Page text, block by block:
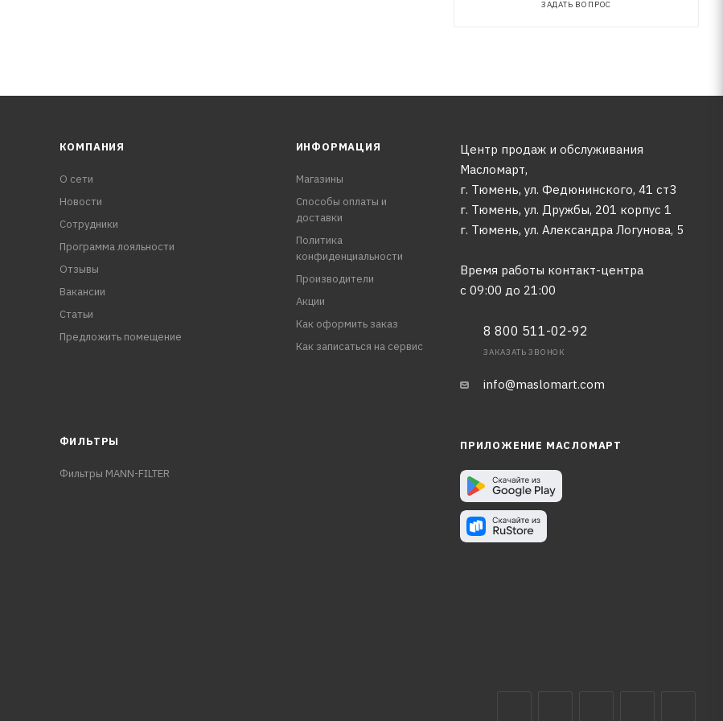
ЗАДАТЬ ВОПРОС
КОМПАНИЯ
О сети
Новости
Сотрудники
Программа лояльности
Отзывы
Вакансии
Статьи
Предложить помещение
ИНФОРМАЦИЯ
Магазины
Способы оплаты и
доставки
Политика
конфиденциальности
Производители
Акции
Как оформить заказ
Как записаться на сервис
Центр продаж и обслуживания
Масломарт,
г. Тюмень, ул. Федюнинского, 41 ст3
г. Тюмень, ул. Дружбы, 201 корпус 1
г. Тюмень, ул. Александра Логунова, 5
Время работы контакт-центра
с 09:00 до 21:00
8 800 511-02-92
ЗАКАЗАТЬ ЗВОНОК
info@maslomart.com
ФИЛЬТРЫ
Фильтры MANN-FILTER
ПРИЛОЖЕНИЕ МАСЛОМАРТ